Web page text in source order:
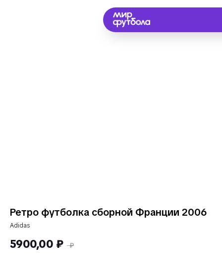
Ретро футболка сборной Франции 2006
Adidas
5900,00 ₽ ₽